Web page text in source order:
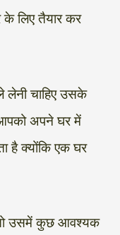
लिए तैयार कर
चाहिए उसके
आपको अपने घर में
है क्योंकि एक घर
तो उसमें कुछ आवश्यक